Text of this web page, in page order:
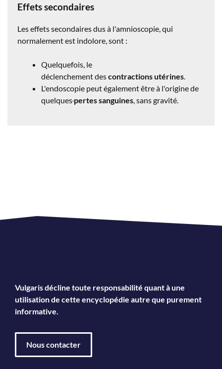
Effets secondaires
Les effets secondaires dus à l'amnioscopie, qui
normalement est indolore, sont :
Quelquefois, le
déclenchement descontractions utérines.
L'endoscopie peut également être à l'origine de
quelques pertes sanguines, sans gravité.
Vulgaris décline toute responsabilité quant à une
utilisation de cette encyclopédie autre que purement
informative.
Nous contacter